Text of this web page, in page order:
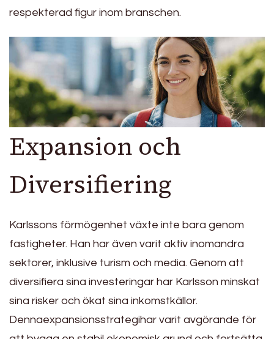
respekterad figur inom branschen.
Expansion och
Diversifiering
Karlssons förmögenhet växte inte bara genom
fastigheter. Han har även varit aktiv inomandra
sektorer, inklusive turism och media. Genom att
diversifiera sina investeringar har Karlsson minskat
sina risker och ökat sina inkomstkällor.
Dennaexpansionsstrategihar varit avgörande för